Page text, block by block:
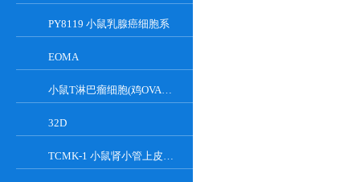
PY8119 小鼠乳腺癌细胞系
EOMA
小鼠T淋巴瘤细胞(鸡OVA基因修饰)
32D
TCMK-1 小鼠肾小管上皮细胞系